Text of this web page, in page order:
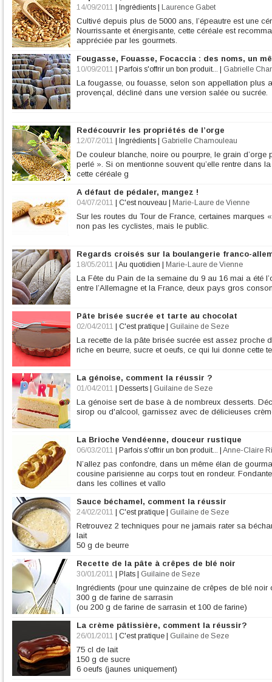
14/09/2011 Ingrédients Laurence Gabet
Cultivé depuis plus de 5000 ans, l’épeautre est une
Nourrissante et énergisante, cette céréale est
appréciée par les gourmets.
Fougasse, Fouasse, Focaccia : des noms, un
10/09/2011 Parfois s'offrir un bon produit... Gabrielle
La fougasse, ou fouasse, selon son appellation plus
provençal, décliné dans une version salée ou sucrée.
Redécouvrir les propriétés de l’orge
12/07/2011 Ingrédients Gabrielle Chamouleau
De couleur blanche, noire ou pourpre, le grain
perlé ». Si on mentionne souvent qu’elle rentre dans
cette céréale g
A défaut de pédaler, mangez !
04/07/2011 C'est nouveau Marie-Laure de Vienne
Sur les routes du Tour de France, certaines marques
non pas les cyclistes, mais le public.
Regards croisés sur la boulangerie franco-
18/05/2011 Au quotidien Marie-Laure de Vienne
La Fête du Pain de la semaine du 9 au 16 mai a été
entre l’Allemagne et la France, deux pays gros
Pâte brisée sucrée et tarte au chocolat
02/04/2011 C'est pratique Guilaine de Seze
La recette de la pâte brisée sucrée est assez proche
riche en beurre, sucre et oeufs, ce qui lui donne cette
La génoise, comment la réussir ?
01/04/2011 Desserts Guilaine de Seze
La génoise sert de base à de nombreux desserts.
sirop ou d'alcool, garnissez avec de délicieuses
La Brioche Vendéenne, douceur rustique
06/03/2011 Parfois s'offrir un bon produit... Anne-Claire
N’allez pas confondre, dans un même élan de
cousine parisienne au corps tout en rondeur.
dans les collines et vallo
Sauce béchamel, comment la réussir
24/02/2011 C'est pratique Guilaine de Seze
Retrouvez 2 techniques pour ne jamais rater sa
lait
50 g de beurre
Sel, poivre
Noix de muscade (optionnel)
Recette de la pâte à crêpes de blé noir
30/01/2011 Plats Guilaine de Seze
Ingrédients (pour une quinzaine de crêpes de blé
300 g de farine de sarrasin
(ou 200 g de farine de sarrasin et 100 de farine)
700 m
La crème pâtissière, comment la réussir?
26/01/2011 C'est pratique Guilaine de Seze
75 cl de lait
150 g de sucre
6 oeufs (jaunes uniquement)